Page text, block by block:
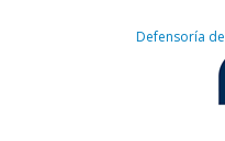
Defensoría